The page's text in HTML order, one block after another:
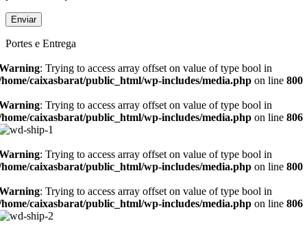
Portes e Entrega
: Trying to access array offset on value of type bool in
caixasbarat/public_html/wp-includes/media.php on line 800
: Trying to access array offset on value of type bool in
caixasbarat/public_html/wp-includes/media.php on line 806
: Trying to access array offset on value of type bool in
caixasbarat/public_html/wp-includes/media.php on line 800
: Trying to access array offset on value of type bool in
caixasbarat/public_html/wp-includes/media.php on line 806